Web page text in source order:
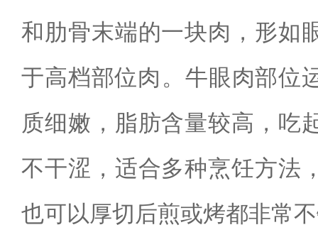
和肋骨末端的一块肉，形如
于高档部位肉‌。牛眼肉部位
质细嫩，脂肪含量较高，吃
不干涩，适合多种烹饪方法
也可以厚切后煎或烤都非常